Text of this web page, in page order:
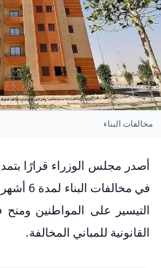
مخالفات البناء
أصدر مجلس الوزراء قرارًا
في
التيسير على المواطنين
القانونية للمباني المخالفة.